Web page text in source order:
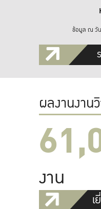
ข้อมูล ณ วั
ผลงานงาน
งาน